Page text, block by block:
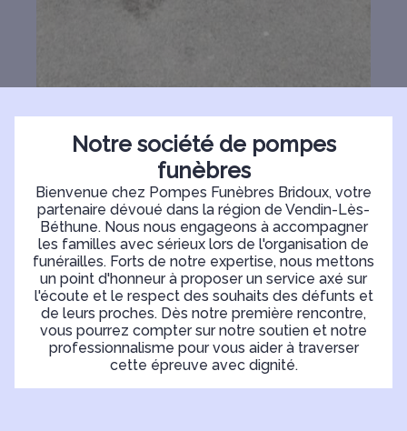
Notre société de pompes
funèbres
Bienvenue chez Pompes Funèbres Bridoux, votre
partenaire dévoué dans la région de Vendin-Lès-
Béthune. Nous nous engageons à accompagner
les familles avec sérieux lors de l'organisation de
funérailles. Forts de notre expertise, nous mettons
un point d'honneur à proposer un service axé sur
l'écoute et le respect des souhaits des défunts et
de leurs proches. Dès notre première rencontre,
vous pourrez compter sur notre soutien et notre
professionnalisme pour vous aider à traverser
cette épreuve avec dignité.